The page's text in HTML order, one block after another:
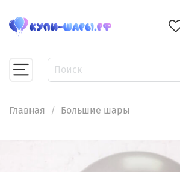
Главная Большие шары